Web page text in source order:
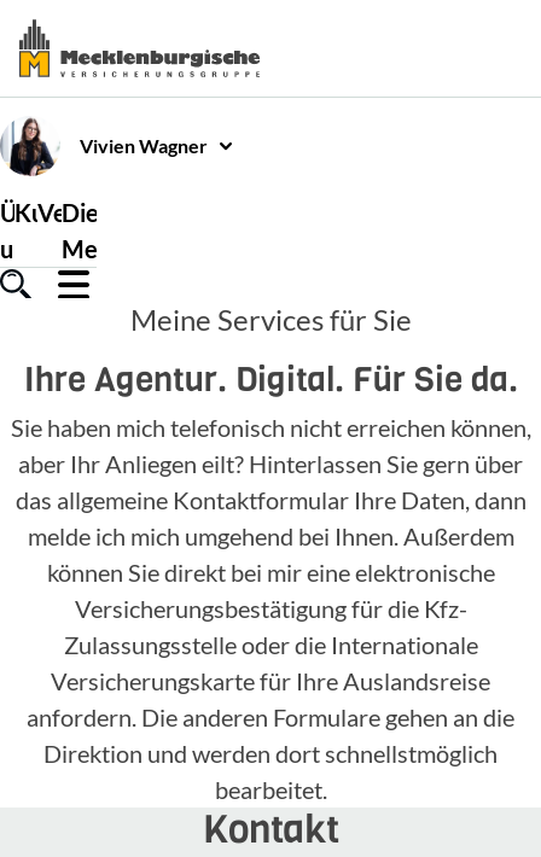
VivienWagner
Über
uns
Kundenservice
Versicherungen
Die
Mecklenburgische
Meine Services für Sie
Ihre Agentur. Digital. Für Sie da.
Sie haben mich telefonisch nicht erreichen können,
aber Ihr Anliegen eilt? Hinterlassen Sie gern über
das allgemeine Kontaktformular Ihre Daten, dann
melde ich mich umgehend bei Ihnen. Außerdem
können Sie direkt bei mir eine elektronische
Versicherungsbestätigung für die Kfz-
Zulassungsstelle oder die Internationale
Versicherungskarte für Ihre Auslandsreise
anfordern. Die anderen Formulare gehen an die
Direktion und werden dort schnellstmöglich
bearbeitet.
Kontakt